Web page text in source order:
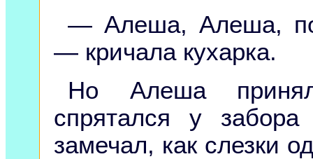
— Алеша, Алеша,
— кричала кухарка.
Но Алеша
спрятался у
замечал, как слезки